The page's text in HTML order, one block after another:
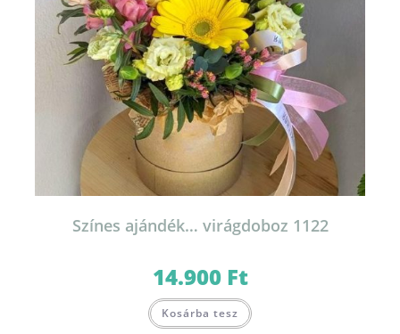
Színes ajándék… virágdoboz 1122
14.900 Ft
Kosárba tesz